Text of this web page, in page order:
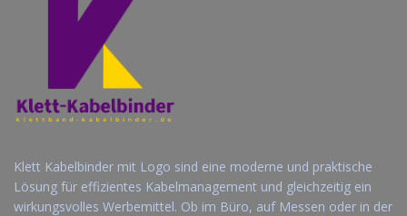
Klett Kabelbinder mit Logo sind eine moderne und praktische
Lösung für effizientes Kabelmanagement und gleichzeitig ein
wirkungsvolles Werbemittel. Ob im Büro, auf Messen oder in der